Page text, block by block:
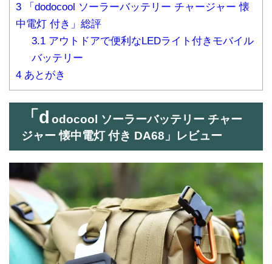
3 「dodocool ソーラーバッテリー チャージャー 懐
中電灯 付き」総評
3.1アウトドアで便利なLEDライト付きモバイル
バッテリー
4 あとがき
「d odocool ソーラーバッテリー チャー
ジャー 懐中電灯 付き DA68」レビュー